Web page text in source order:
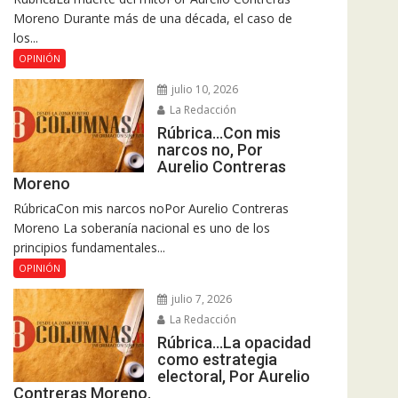
Moreno Durante más de una década, el caso de
los...
OPINIÓN
julio 10, 2026
La Redacción
Rúbrica…Con mis
narcos no, Por
Aurelio Contreras
Moreno
RúbricaCon mis narcos noPor Aurelio Contreras
Moreno La soberanía nacional es uno de los
principios fundamentales...
OPINIÓN
julio 7, 2026
La Redacción
Rúbrica…La opacidad
como estrategia
electoral, Por Aurelio
Contreras Moreno.